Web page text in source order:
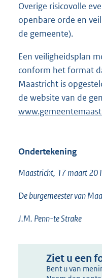
Overige risicovolle
openbare orde en
de gemeente).
Een veiligheidsplan
conform het format
Maastricht is
de website van de
Ondertekening
Maastricht, 17 maart
De burgemeester van
J.M. Penn-te Strake
Ziet u een
Bent u van